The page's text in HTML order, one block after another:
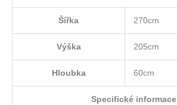
Šířka 270cm
Výška 205cm
Hloubka 60cm
Specifické informace